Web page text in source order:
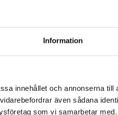
Information
innehållet och annonserna
även sådana
som vi samarbetar
Emmishopens
din inkorg